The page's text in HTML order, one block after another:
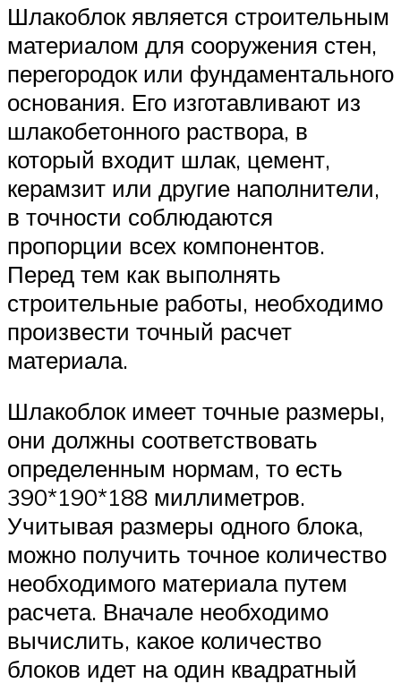
Шлакоблок является строительным
материалом для сооружения стен,
перегородок или фундаментального
основания. Его изготавливают из
шлакобетонного раствора, в
который входит шлак, цемент,
керамзит или другие наполнители,
в точности соблюдаются
пропорции всех компонентов.
Перед тем как выполнять
строительные работы, необходимо
произвести точный расчет
материала.
Шлакоблок имеет точные размеры,
они должны соответствовать
определенным нормам, то есть
390*190*188 миллиметров.
Учитывая размеры одного блока,
можно получить точное количество
необходимого материала путем
расчета. Вначале необходимо
вычислить, какое количество
блоков идет на один квадратный